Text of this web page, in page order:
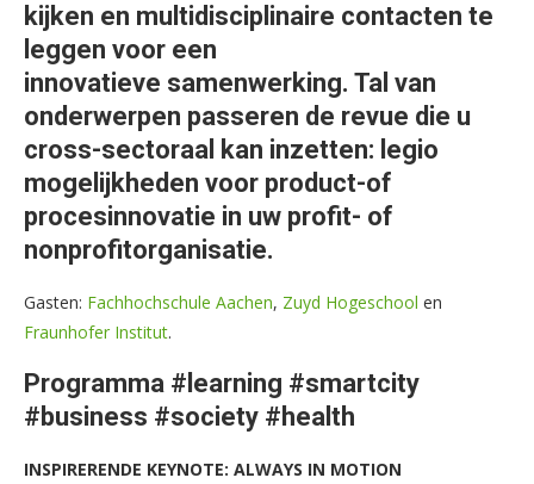
kijken en multidisciplinaire contacten te
leggen voor een
innovatieve samenwerking. Tal van
onderwerpen passeren de revue die u
cross-sectoraal kan inzetten: legio
mogelijkheden voor product-of
procesinnovatie in uw profit- of
nonprofitorganisatie.
Gasten: Fachhochschule Aachen, Zuyd Hogeschool en
Fraunhofer Institut.
Programma #learning #smartcity
#business #society #health
INSPIRERENDE KEYNOTE: ALWAYS IN MOTION